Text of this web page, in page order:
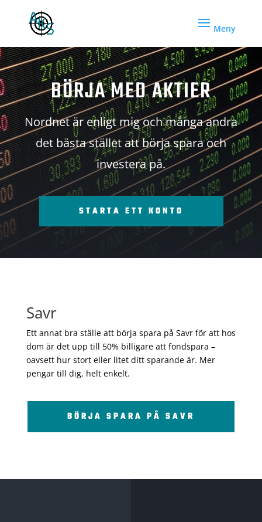
BÖRJA MED AKTIER
Nordnet är enligt mig och många andra
det bästa stället att börja spara och
investera på.
STARTA ETT KONTO
Savr
Ett annat bra ställe att börja spara på Savr för att hos
dom är det upp till 50% billigare att fondspara –
oavsett hur stort eller litet ditt sparande är. Mer
pengar till dig, helt enkelt.
BÖRJA SPARA PÅ SAVR